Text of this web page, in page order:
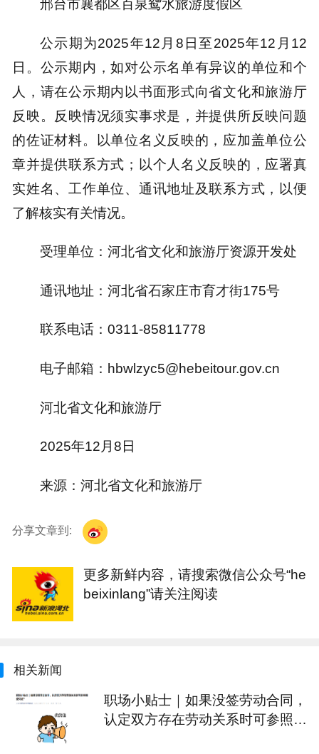
邢台市襄都区百泉鸳水旅游度假区
公示期为2025年12月8日至2025年12月12
日。公示期内，如对公示名单有异议的单位和个
人，请在公示期内以书面形式向省文化和旅游厅
反映。反映情况须实事求是，并提供所反映问题
的佐证材料。以单位名义反映的，应加盖单位公
章并提供联系方式；以个人名义反映的，应署真
实姓名、工作单位、通讯地址及联系方式，以便
了解核实有关情况。
受理单位：河北省文化和旅游厅资源开发处
通讯地址：河北省石家庄市育才街175号
联系电话：0311-85811778
电子邮箱：hbwlzyc5@hebeitour.gov.cn
河北省文化和旅游厅
2025年12月8日
来源：河北省文化和旅游厅
分享文章到:
更多新鲜内容，请搜索微信公众号“he
beixinlang”请关注阅读
相关新闻
职场小贴士｜如果没签劳动合同，
认定双方存在劳动关系时可参照哪